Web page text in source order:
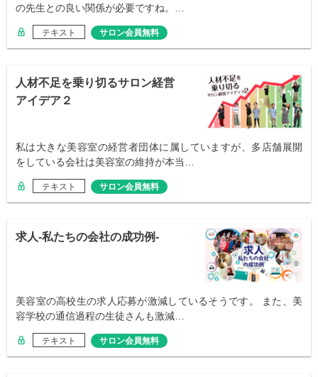
の先生との良い関係が必要ですね。…
テキスト サロン会員無料
人材不足を乗り切るサロン経営
アイデア２
私は大きな美容室の経営者団体に属していますが、多店舗展開
をしている会社は美容室の維持が本当…
テキスト サロン会員無料
求人-私たちの会社の成功例-
美容室の高校生の求人応募が激減しているそうです。 また、美
容学校の通信過程の生徒さんも激減…
テキスト サロン会員無料